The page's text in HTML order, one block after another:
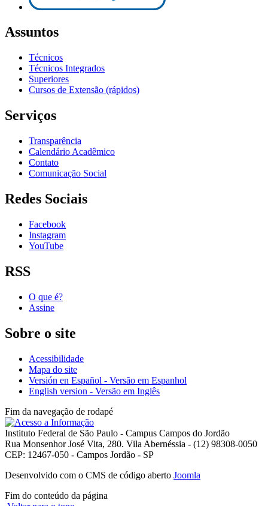
Assuntos
Técnicos
Técnicos Integrados
Superiores
Cursos de Extensão (rápidos)
Serviços
Transparência
Calendário Acadêmico
Contato
Comunicação Social
Redes Sociais
Facebook
Instagram
YouTube
RSS
O que é?
Assine
Sobre o site
Acessibilidade
Mapa do site
Versión en Español - Versão em Espanhol
English version - Versão em Inglês
Fim da navegação de rodapé
Instituto Federal de São Paulo - Campus Campos do Jordão
Rua Monsenhor José Vita, 280. Vila Abernéssia - (12) 98308-0050
CEP: 12467-050 - Campos Jordão - SP
Desenvolvido com o CMS de código aberto Joomla
Fim do conteúdo da página